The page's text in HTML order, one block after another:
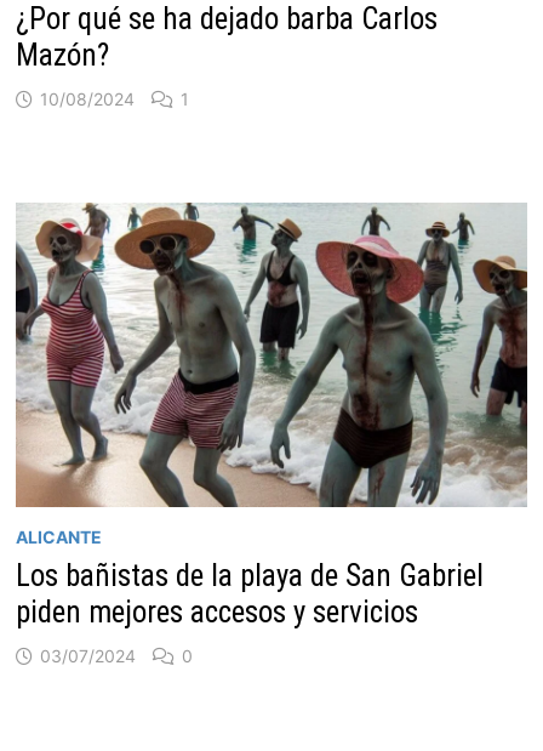
¿Por qué se ha dejado barba Carlos
Mazón?
10/08/2024 1
ALICANTE
Los bañistas de la playa de San Gabriel
piden mejores accesos y servicios
03/07/2024 0